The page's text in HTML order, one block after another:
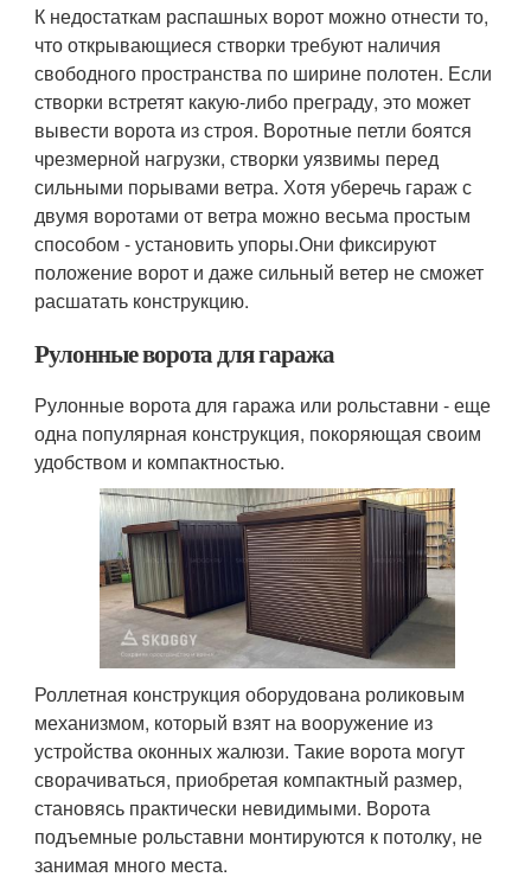
К недостаткам распашных ворот можно отнести то,
что открывающиеся створки требуют наличия
свободного пространства по ширине полотен. Если
створки встретят какую-либо преграду, это может
вывести ворота из строя. Воротные петли боятся
чрезмерной нагрузки, створки уязвимы перед
сильными порывами ветра. Хотя уберечь гараж с
двумя воротами от ветра можно весьма простым
способом - установить упоры.Они фиксируют
положение ворот и даже сильный ветер не сможет
расшатать конструкцию.
Рулонные ворота для гаража
Рулонные ворота для гаража или рольставни - еще
одна популярная конструкция, покоряющая своим
удобством и компактностью.
Роллетная конструкция оборудована роликовым
механизмом, который взят на вооружение из
устройства оконных жалюзи. Такие ворота могут
сворачиваться, приобретая компактный размер,
становясь практически невидимыми. Ворота
подъемные рольставни монтируются к потолку, не
занимая много места.